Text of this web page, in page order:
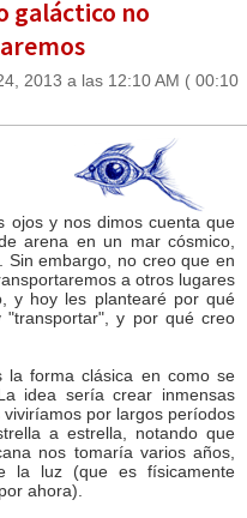
galáctico no
2013 a las 12:10 AM ( 00:10
ojos y nos dimos cuenta que
arena en un mar cósmico,
Sin embargo, no creo que en
a otros lugares
y hoy les plantearé por qué
"transportar", y por qué creo
la forma clásica en como se
idea sería crear inmensas
por largos períodos
a estrella, notando que
nos tomaría varios años,
la luz (que es físicamente
ahora).